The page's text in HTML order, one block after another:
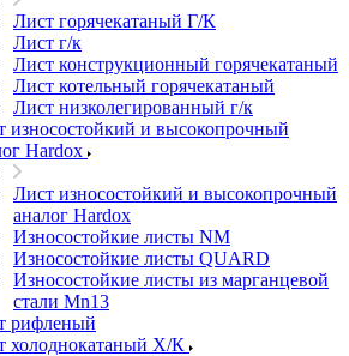
Лист горячекатаный Г/К
Лист г/к
Лист конструкционный горячекатаный
Лист котельный горячекатаный
Лист низколегированный г/к
износостойкий и высокопрочный
Hardox
Лист износостойкий и высокопрочный
аналог Hardox
Износостойкие листы NM
Износостойкие листы QUARD
Износостойкие листы из марганцевой
стали Mn13
рифленый
холоднокатаный Х/К